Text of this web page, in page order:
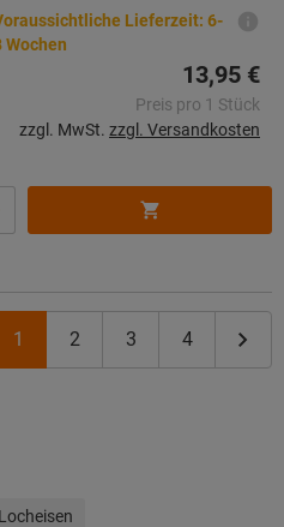
Lieferzeit: 6-
Wochen
13,95 €
Preis pro 1 Stück
zzgl. MwSt. zzgl. Versandkosten
1 2 3 4
Locheisen